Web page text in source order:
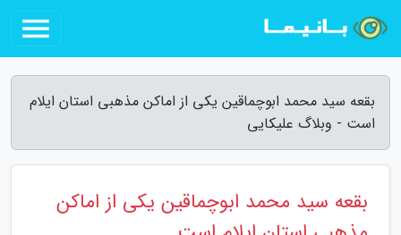
بقعه سید محمد ابوچماقین یکی از اماکن مذهبی استان ایلام
است - وبلاگ علیکایی
بقعه سید محمد ابوچماقین یکی از اماکن